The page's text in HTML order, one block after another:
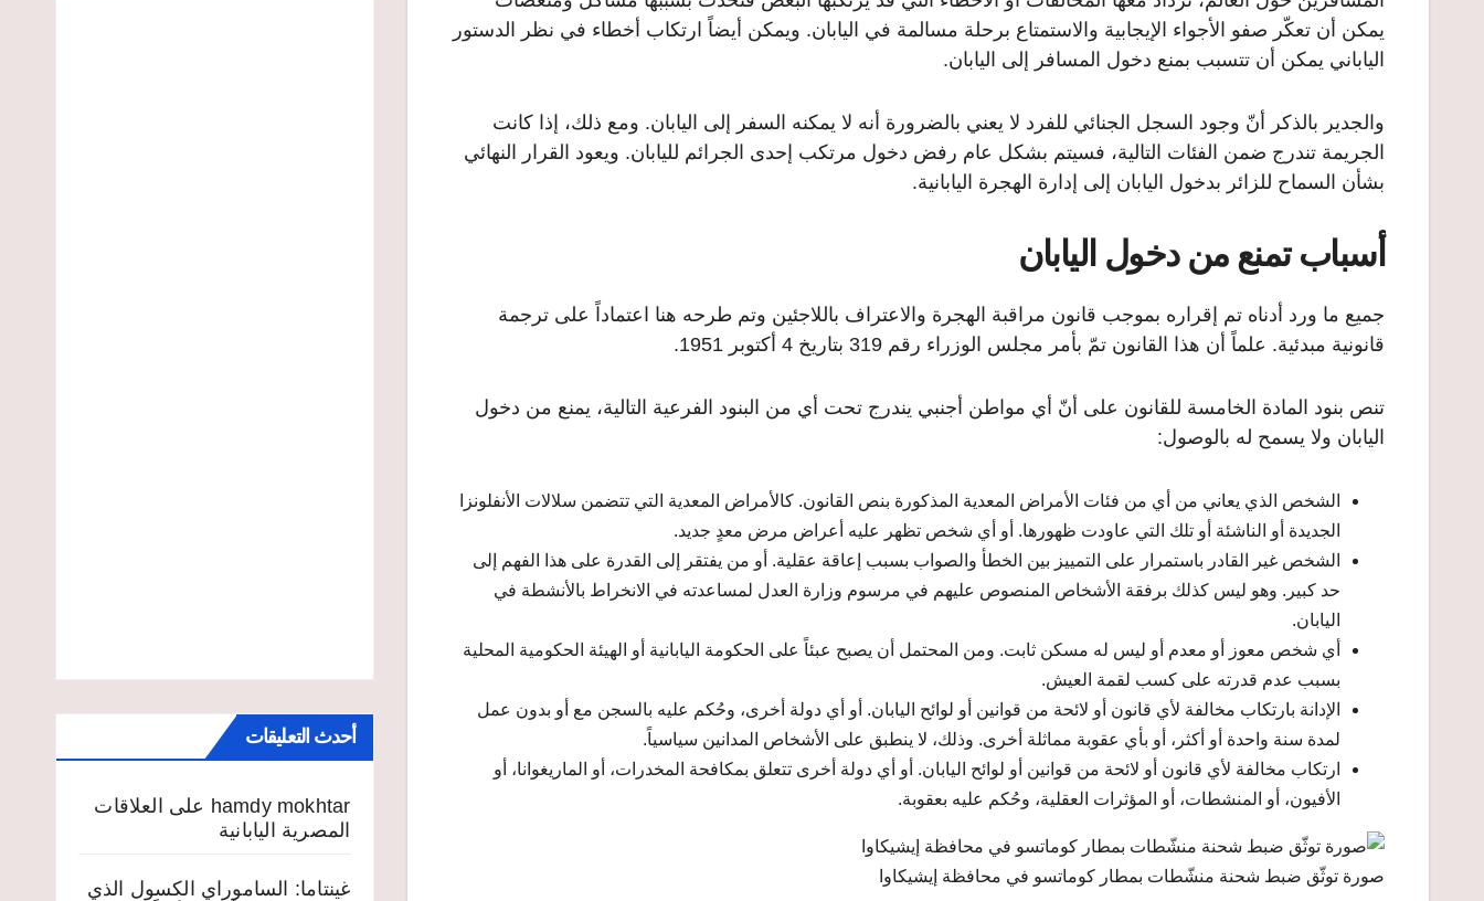
يمكن أن تعكّر صفو الأجواء الإيجابية والاستمتاع برحلة مسالمة في اليابان. ويمكن أيضاً ارتكاب أخطاء في نظر الدستور
الياباني يمكن أن تتسبب بمنع دخول المسافر إلى اليابان.
والجدير بالذكر أنّ وجود السجل الجنائي للفرد لا يعني بالضرورة أنه لا يمكنه السفر إلى اليابان. ومع ذلك، إذا كانت
الجريمة تندرج ضمن الفئات التالية، فسيتم بشكل عام رفض دخول مرتكب إحدى الجرائم لليابان. ويعود القرار النهائي
بشأن السماح للزائر بدخول اليابان إلى إدارة الهجرة اليابانية.
أسباب تمنع من دخول اليابان
جميع ما ورد أدناه تم إقراره بموجب قانون مراقبة الهجرة والاعتراف باللاجئين وتم طرحه هنا اعتماداً على ترجمة
قانونية مبدئية. علماً أن هذا القانون تمّ بأمر مجلس الوزراء رقم 319 بتاريخ 4 أكتوبر 1951.
تنص بنود المادة الخامسة للقانون على أنّ أي مواطن أجنبي يندرج تحت أي من البنود الفرعية التالية، يمنع من دخول
اليابان ولا يسمح له بالوصول:
الشخص الذي يعاني من أي من فئات الأمراض المعدية المذكورة بنص القانون. كالأمراض المعدية التي تتضمن سلالات الأنفلونزا
الجديدة أو الناشئة أو تلك التي عاودت ظهورها. أو أي شخص تظهر عليه أعراض مرض معدٍ جديد.
الشخص غير القادر باستمرار على التمييز بين الخطأ والصواب بسبب إعاقة عقلية. أو من يفتقر إلى القدرة على هذا الفهم إلى
حد كبير. وهو ليس كذلك برفقة الأشخاص المنصوص عليهم في مرسوم وزارة العدل لمساعدته في الانخراط بالأنشطة في
اليابان.
أي شخص معوز أو معدم أو ليس له مسكن ثابت. ومن المحتمل أن يصبح عبئاً على الحكومة اليابانية أو الهيئة الحكومية المحلية
بسبب عدم قدرته على كسب لقمة العيش.
الإدانة بارتكاب مخالفة لأي قانون أو لائحة من قوانين أو لوائح اليابان. أو أي دولة أخرى، وحُكم عليه بالسجن مع أو بدون عمل
لمدة سنة واحدة أو أكثر، أو بأي عقوبة مماثلة أخرى. وذلك، لا ينطبق على الأشخاص المدانين سياسياً.
ارتكاب مخالفة لأي قانون أو لائحة من قوانين أو لوائح اليابان. أو أي دولة أخرى تتعلق بمكافحة المخدرات، أو الماريغوانا، أو
الأفيون، أو المنشطات، أو المؤثرات العقلية، وحُكم عليه بعقوبة.
صورة توثّق ضبط شحنة منشّطات بمطار كوماتسو في محافظة إيشيكاوا
أحدث التعليقات
hamdy mokhtar على
العلاقات
المصرية اليابانية
غينتاما: الساموراي الكسول الذي